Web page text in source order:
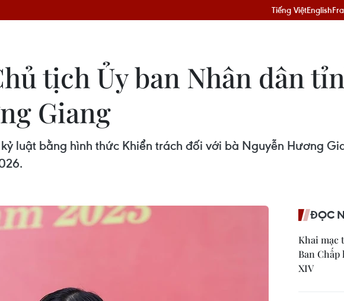
Tiếng ViệtEnglish
tịch Ủy ban Nhân dân
Giang
luật bằng hình thức Khiển trách đối với bà Nguyễn Hương
ĐỌC
Khai mạc
Ban
XIV